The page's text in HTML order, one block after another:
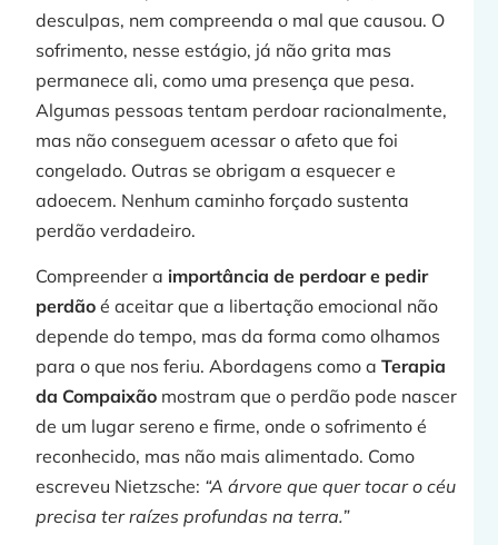
desculpas, nem compreenda o mal que causou. O
sofrimento, nesse estágio, já não grita mas
permanece ali, como uma presença que pesa.
Algumas pessoas tentam perdoar racionalmente,
mas não conseguem acessar o afeto que foi
congelado. Outras se obrigam a esquecer e
adoecem. Nenhum caminho forçado sustenta
perdão verdadeiro.
Compreender a importância de perdoar e pedir
perdão é aceitar que a libertação emocional não
depende do tempo, mas da forma como olhamos
para o que nos feriu. Abordagens como aTerapia
da Compaixão mostram que o perdão pode nascer
de um lugar sereno e firme, onde o sofrimento é
reconhecido, mas não mais alimentado. Como
escreveu Nietzsche: “A árvore que quer tocar o céu
precisa ter raízes profundas na terra.”